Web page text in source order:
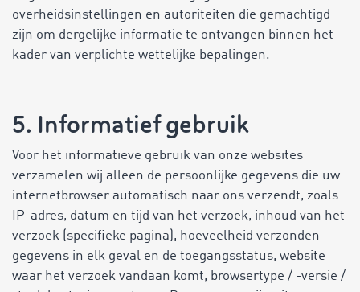
overheidsinstellingen en autoriteiten die gemachtigd
zijn om dergelijke informatie te ontvangen binnen het
kader van verplichte wettelijke bepalingen.
5. Informatief gebruik
Voor het informatieve gebruik van onze websites
verzamelen wij alleen de persoonlijke gegevens die uw
internetbrowser automatisch naar ons verzendt, zoals
IP-adres, datum en tijd van het verzoek, inhoud van het
verzoek (specifieke pagina), hoeveelheid verzonden
gegevens in elk geval en de toegangsstatus, website
waar het verzoek vandaan komt, browsertype / -versie /